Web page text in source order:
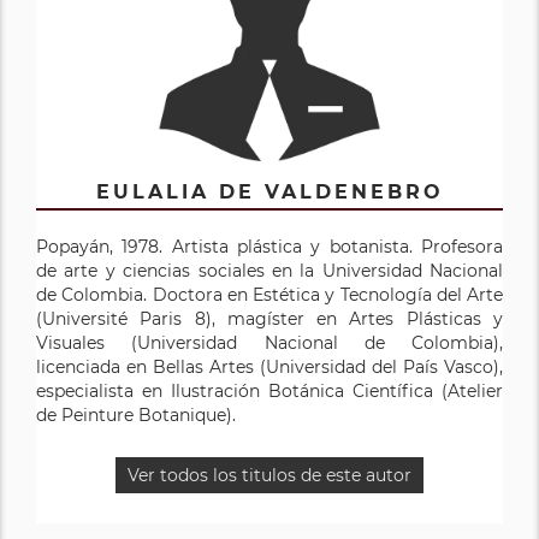
EULALIA DE VALDENEBRO
Popayán, 1978. Artista plástica y botanista. Profesora
de arte y ciencias sociales en la Universidad Nacional
de Colombia. Doctora en Estética y Tecnología del Arte
(Université Paris 8), magíster en Artes Plásticas y
Visuales (Universidad Nacional de Colombia),
licenciada en Bellas Artes (Universidad del País Vasco),
especialista en Ilustración Botánica Científica (Atelier
de Peinture Botanique).
Ver todos los titulos de este autor